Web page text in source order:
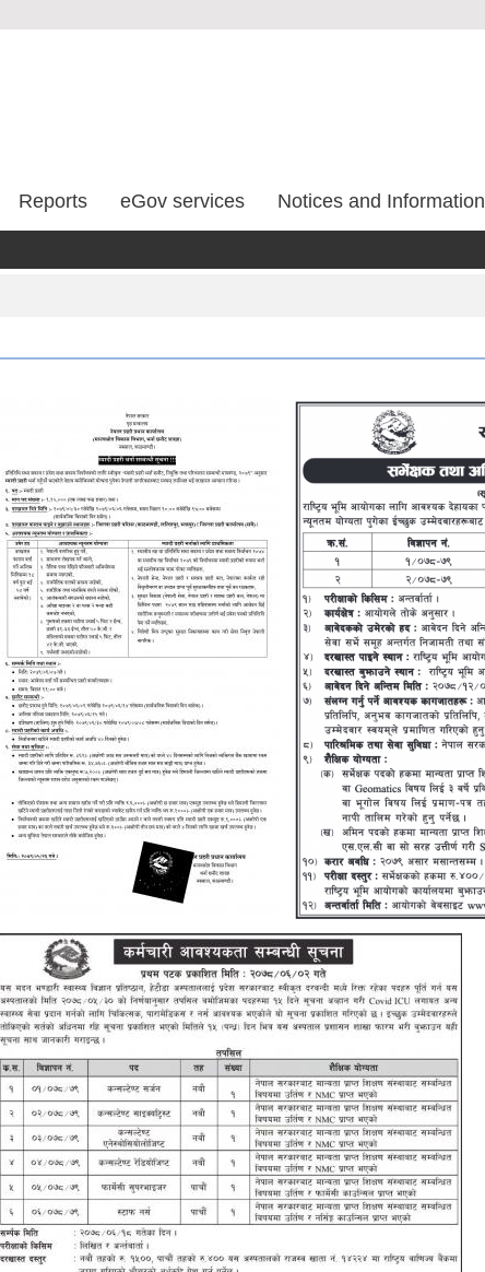
Reports eGov services Notices and Information